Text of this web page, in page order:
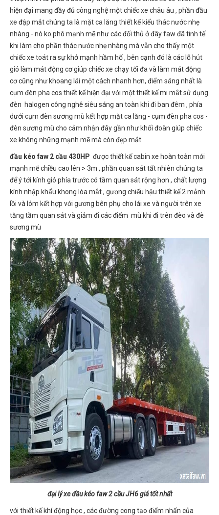
hiện đại mang đầy đủ công nghệ một chiếc xe châu âu , phần đầu
xe đập mắt chúng ta là mặt ca lăng thiết kế kiểu thác nước nhẹ
nhàng - nó ko phô mạnh mẽ như các đối thủ ở đây faw đã tinh tế
khi làm cho phần thác nước nhẹ nhàng mà vẫn cho thấy một
chiếc xe toát ra sự khở mạnh hầm hố , bên cạnh đó là các lỗ hút
gió làm mát động cơ giúp chiếc xe chạy tối đa và làm mát động
cơ cũng như khoang lái một cách nhanh hơn, điểm sáng nhất là
cụm đèn pha cos thiết kế hiện đại với một thiết kế mi mắt sử dụng
đèn halogen công nghê siêu sáng an toàn khi đi ban đêm , phía
dưới cụm đèn sương mù kết hợp mặt ca lăng - cụm đèn pha cos -
đèn sương mù cho cảm nhận đây gần như khối đoàn giúp chiếc
xe không những mạnh mẽ mà còn đẹp mắt
đầu kéo faw 2 cầu 430HP được thiết kế cabin xe hoàn toàn mới
mạnh mẽ chiều cao lên > 3m , phần quan sát tất nhiên chúng ta
để ý tới kính gió phía trước có tầm quan sát rộng hơn , chất lượng
kính nhập khẩu khong lóa mắt , gương chiếu hậu thiết kế 2 mảnh
lồi và lóm kết hợp với gương bên phụ cho lái xe và người trên xe
tăng tầm quan sát và giảm đi các điểm mù khi đi trên đèo và đè
sương mù
đại lý xe đầu kéo faw 2 cầu JH6 giá tốt nhất
với thiết kế khí động học , các đường cong tạo điểm nhấn của